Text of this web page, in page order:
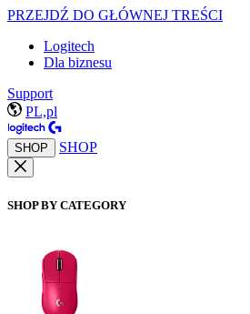
PRZEJDŹ DO GŁÓWNEJ TREŚCI
Logitech
Dla biznesu
Support
PL,pl
SHOP SHOP
SHOP BY CATEGORY